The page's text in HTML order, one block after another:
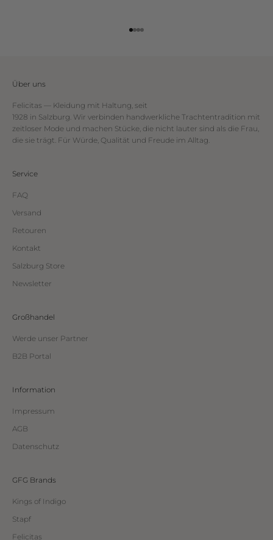
Gehe zu Element 1
Gehe zu Element 2
Gehe zu Element 3
Gehe zu Element 4
Über uns
Felicitas — Kleidung mit Haltung, seit
1928 in Salzburg. Wir verbinden handwerkliche Trachtentradition mit
zeitloser Mode und machen Stücke, die nicht lauter sind als die Frau,
die sie trägt. Für Würde, Qualität und Freude im Alltag.
Service
FAQ
Versand
Retouren
Kontakt
Salzburg Store
Newsletter
Großhandel
Werde unser Partner
B2B Portal
Information
Impressum
AGB
Datenschutz
GFG Brands
Kings of Indigo
Stapf
Felicitas